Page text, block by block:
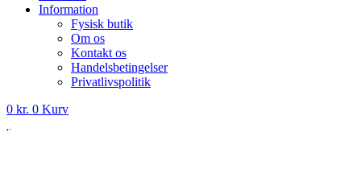
Information
Fysisk butik
Om os
Kontakt os
Handelsbetingelser
Privatlivspolitik
0 kr. 0 Kurv